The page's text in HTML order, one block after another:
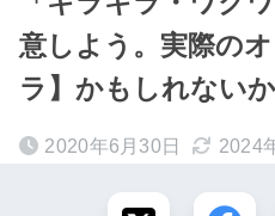
意しよう。実際の
ラ】かもしれないか
2020年6月30日 2024